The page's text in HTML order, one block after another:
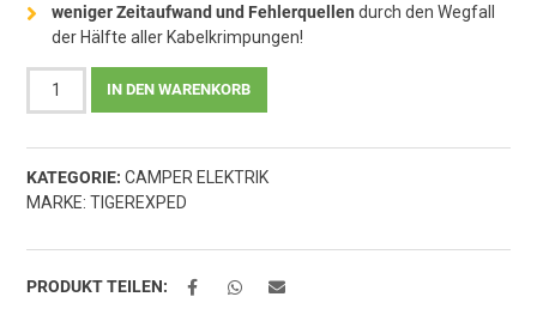
weniger Zeitaufwand und Fehlerquellendurch den Wegfall
der Hälfte aller Kabelkrimpungen!
IN DEN WARENKORB
KATEGORIE: CAMPER ELEKTRIK
MARKE:TIGEREXPED
PRODUKT TEILEN: